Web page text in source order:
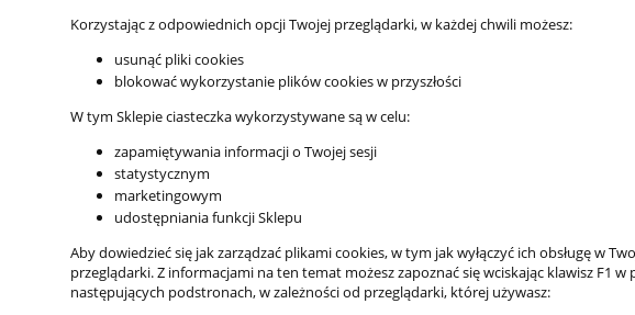
Korzystając z odpowiednich opcji Twojej przeglądarki, w każdej chwili możesz:
usunąć pliki cookies
blokować wykorzystanie plików cookies w przyszłości
W tym Sklepie ciasteczka wykorzystywane są w celu:
zapamiętywania informacji o Twojej sesji
statystycznym
marketingowym
udostępniania funkcji Sklepu
Aby dowiedzieć się jak zarządzać plikami cookies, w tym jak wyłączyć ich obsługę w
przeglądarki. Z informacjami na ten temat możesz zapoznać się wciskając klawisz F1
następujących podstronach, w zależności od przeglądarki, której używasz: